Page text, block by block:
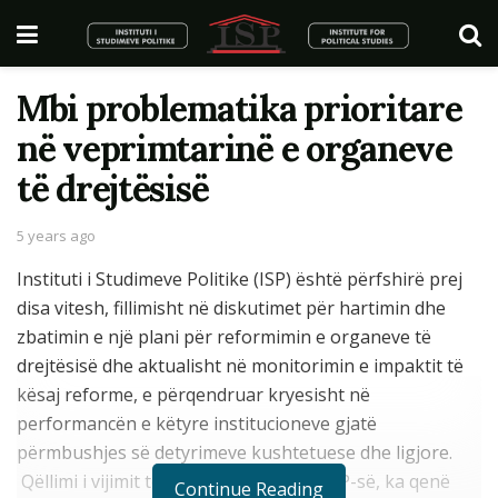
Mbi problematika prioritare
në veprimtarinë e organeve
të drejtësisë
5 years ago
Instituti i Studimeve Politike (ISP) është përfshirë prej
disa vitesh, fillimisht në diskutimet për hartimin dhe
zbatimin e një plani për reformimin e organeve të
drejtësisë dhe aktualisht në monitorimin e impaktit të
kësaj reforme, e përqendruar kryesisht në
performancën e këtyre institucioneve gjatë
përmbushjes së detyrimeve kushtetuese dhe ligjore.
Qëllimi i vijimit të këtij monitorimi të ISP-së, ka qenë
Continue Reading